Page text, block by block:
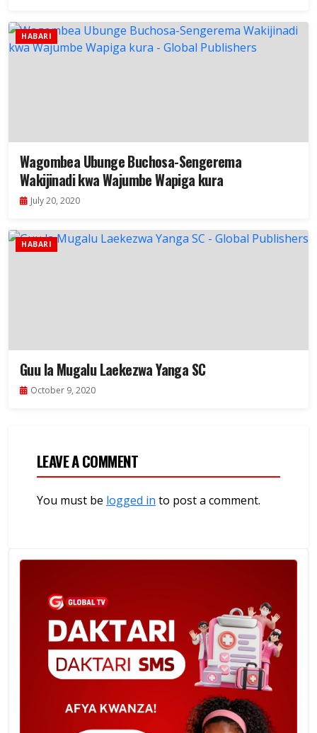
HABARI
Wagombea Ubunge Buchosa-Sengerema
Wakijinadi kwa Wajumbe Wapiga kura
July 20, 2020
HABARI
Guu la Mugalu Laekezwa Yanga SC
October 9, 2020
LEAVE A COMMENT
You must be logged in to post a comment.